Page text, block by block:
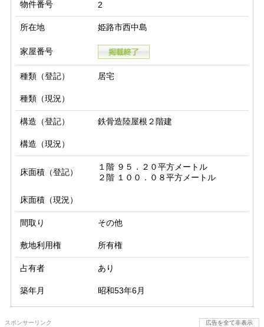
物件番号 2
所在地 姫路市西中島
家屋番号
種類（登記） 居宅
種類（現況）
構造（登記） 鉄骨造陸屋根２階建
構造（現況）
床面積（登記）
１階 ９５．２０平方メートル
２階 １００．０８平方メートル
床面積（現況）
間取り その他
敷地利用権 所有権
占有者 あり
築年月 昭和53年6月
スポンサーリンク 広告を全て非表示